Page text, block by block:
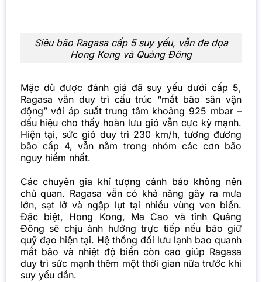
Siêu bão Ragasa cấp 5 suy yếu, vẫn đe dọa
Hong Kong và Quảng Đông
Mặc dù được đánh giá đã suy yếu dưới cấp 5,
Ragasa vẫn duy trì cấu trúc “mắt bão sân vận
động” với áp suất trung tâm khoảng 925 mbar –
dấu hiệu cho thấy hoàn lưu gió vẫn cực kỳ mạnh.
Hiện tại, sức gió duy trì 230 km/h, tương đương
bão cấp 4, vẫn nằm trong nhóm các cơn bão
nguy hiểm nhất.
Các chuyên gia khí tượng cảnh báo không nên
chủ quan. Ragasa vẫn có khả năng gây ra mưa
lớn, sạt lở và ngập lụt tại nhiều vùng ven biển.
Đặc biệt, Hong Kong, Ma Cao và tỉnh Quảng
Đông sẽ chịu ảnh hưởng trực tiếp nếu bão giữ
quỹ đạo hiện tại. Hệ thống đối lưu lạnh bao quanh
mắt bão và nhiệt độ biển còn cao giúp Ragasa
duy trì sức mạnh thêm một thời gian nữa trước khi
suy yếu dần.